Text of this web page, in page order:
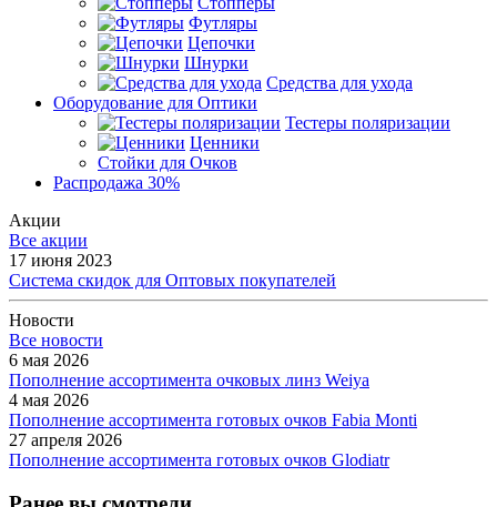
Футляры
Цепочки
Шнурки
Средства для ухода
Оборудование для Оптики
Тестеры поляризации
Ценники
Стойки для Очков
Распродажа 30%
Акции
Все акции
17 июня 2023
Система скидок для Оптовых покупателей
Новости
Все новости
6 мая 2026
Пополнение ассортимента очковых линз Weiya
4 мая 2026
Пополнение ассортимента готовых очков Fabia Monti
27 апреля 2026
Пополнение ассортимента готовых очков Glodiatr